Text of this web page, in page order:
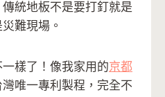
統地板不是要打釘就是
難現場。
樣了！像我家用的京都
灣唯一專利製程，完全不